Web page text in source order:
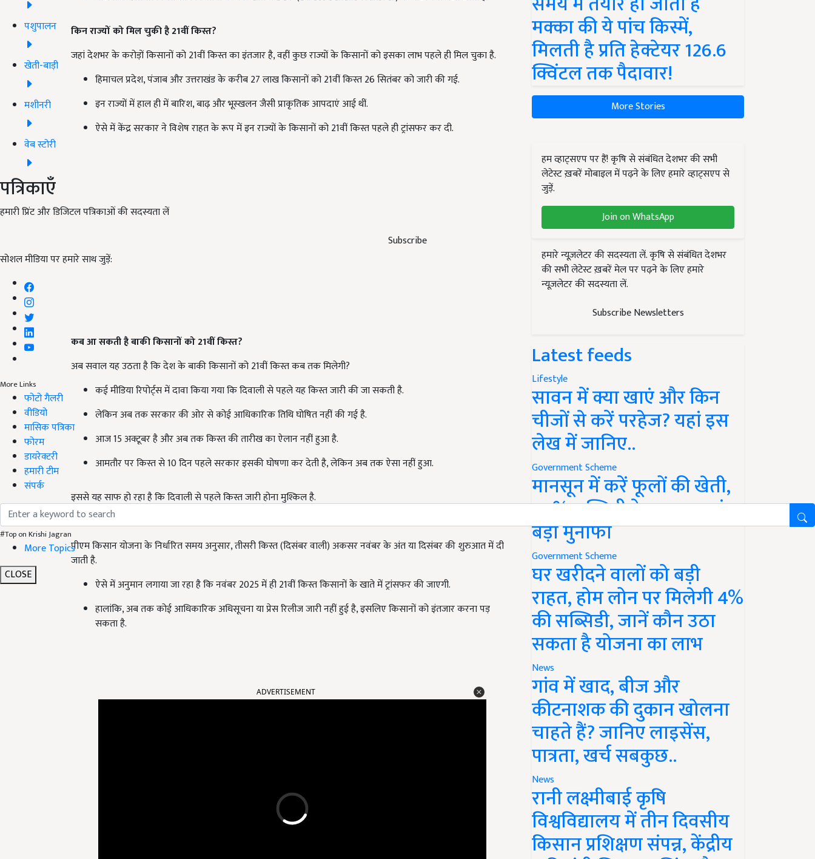
पशुपालन
खेती-बाड़ी
मशीनरी
वेब स्टोरी
पत्रिकाएँ
हमारी प्रिंट और डिजिटल पत्रिकाओं की सदस्यता लें
Subscribe
सोशल मीडिया पर हमारे साथ जुड़ें:
More Links
फोटो गैलरी
वीडियो
मासिक पत्रिका
फोरम
डायरेक्टरी
हमारी टीम
संपर्क
#Top on Krishi Jagran
More Topics
CLOSE
किन राज्यों को मिल चुकी है 21वीं किस्त?
जहां देशभर के करोड़ों किसानों को 21वीं किस्त का इंतजार है, वहीं कुछ राज्यों के किसानों को इसका लाभ पहले ही मिल चुका है.
हिमाचल प्रदेश, पंजाब और उत्तराखंड के करीब 27 लाख किसानों को 21वीं किस्त 26 सितंबर को जारी की गई.
इन राज्यों में हाल ही में बारिश, बाढ़ और भूस्खलन जैसी प्राकृतिक आपदाएं आई थीं.
ऐसे में केंद्र सरकार ने विशेष राहत के रूप में इन राज्यों के किसानों को 21वीं किस्त पहले ही ट्रांसफर कर दी.
कब आ सकती है बाकी किसानों को 21वीं किस्त?
अब सवाल यह उठता है कि देश के बाकी किसानों को 21वीं किस्त कब तक मिलेगी?
कई मीडिया रिपोर्ट्स में दावा किया गया कि दिवाली से पहले यह किस्त जारी की जा सकती है.
लेकिन अब तक सरकार की ओर से कोई आधिकारिक तिथि घोषित नहीं की गई है.
आज 15 अक्टूबर है और अब तक किस्त की तारीख का ऐलान नहीं हुआ है.
आमतौर पर किस्त से 10 दिन पहले सरकार इसकी घोषणा कर देती है, लेकिन अब तक ऐसा नहीं हुआ.
इससे यह साफ हो रहा है कि दिवाली से पहले किस्त जारी होना मुश्किल है.
क्या नवंबर में आएगी 21वीं किस्त?
पीएम किसान योजना के निर्धारित समय अनुसार, तीसरी किस्त (दिसंबर वाली) अकसर नवंबर के अंत या दिसंबर की शुरुआत में दी
जाती है.
ऐसे में अनुमान लगाया जा रहा है कि नवंबर 2025 में ही 21वीं किस्त किसानों के खाते में ट्रांसफर की जाएगी.
हालांकि, अब तक कोई आधिकारिक अधिसूचना या प्रेस रिलीज जारी नहीं हुई है, इसलिए किसानों को इंतजार करना पड़
सकता है.
मक्का की ये पांच किस्में,
मिलती है प्रति हेक्टेयर 126.6
क्विंटल तक पैदावार!
More Stories
हम व्हाट्सएप पर हैं! कृषि से संबंधित देशभर की सभी
लेटेस्ट ख़बरें मोबाइल में पढ़ने के लिए हमारे व्हाट्सएप से
जुड़ें.
Join on WhatsApp
हमारे न्यूज़लेटर की सदस्यता लें. कृषि से संबंधित देशभर
की सभी लेटेस्ट ख़बरें मेल पर पढ़ने के लिए हमारे
न्यूज़लेटर की सदस्यता लें.
Subscribe Newsletters
Latest feeds
Lifestyle
सावन में क्या खाएं और किन
चीजों से करें परहेज? यहां इस
लेख में जानिए..
Government Scheme
मानसून में करें फूलों की खेती,
50% सब्सिडी के साथ कमाएं
बड़ा मुनाफा
Government Scheme
घर खरीदने वालों को बड़ी
राहत, होम लोन पर मिलेगी 4%
की सब्सिडी, जानें कौन उठा
सकता है योजना का लाभ
News
गांव में खाद, बीज और
कीटनाशक की दुकान खोलना
चाहते हैं? जानिए लाइसेंस,
पात्रता, खर्च सबकुछ..
News
रानी लक्ष्मीबाई कृषि
विश्वविद्यालय में तीन दिवसीय
किसान प्रशिक्षण संपन्न, केंद्रीय